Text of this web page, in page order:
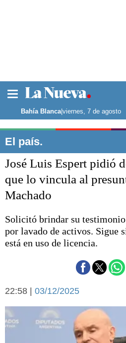
Noticias
La
Punta
El
Liga
Economía y campo
Con el
Sociedad y tiempo
Bahía Blanca|viernes, 7 de agosto
El país.
José Luis Espert pidió
que lo vincula al
Machado
Solicitó brindar su
por lavado de activos. Sigue
está en uso de licencia.
22:58 | 03/12/2025